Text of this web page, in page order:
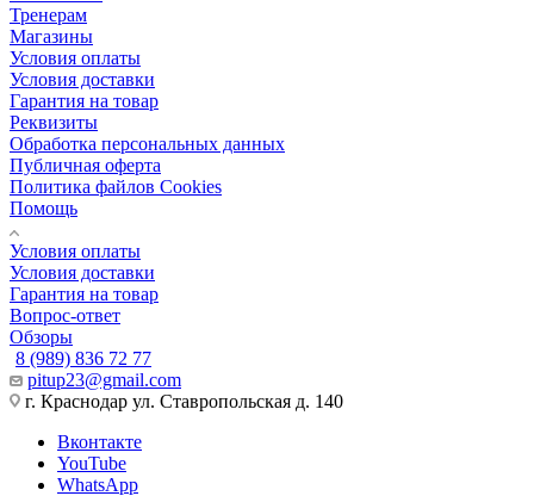
Тренерам
Магазины
Условия оплаты
Условия доставки
Гарантия на товар
Реквизиты
Обработка персональных данных
Публичная оферта
Политика файлов Cookies
Помощь
Условия оплаты
Условия доставки
Гарантия на товар
Вопрос-ответ
Обзоры
8 (989) 836 72 77
pitup23@gmail.com
г. Краснодар ул. Ставропольская д. 140
Вконтакте
YouTube
WhatsApp